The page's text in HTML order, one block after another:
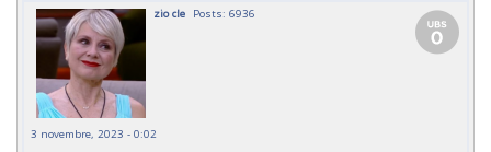
zio cle Posts: 6936
3 novembre, 2023 - 0:02